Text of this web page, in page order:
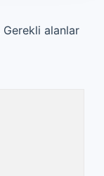
Gerekli alanlar